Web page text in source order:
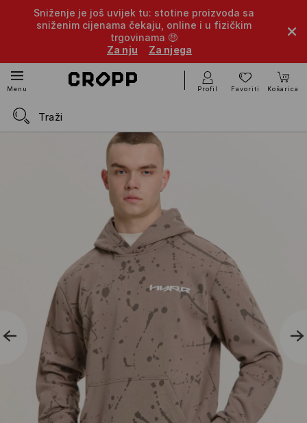
Sniženje je još uvijek tu: stotine proizvoda sa
sniženim cijenama čekaju, online i u fizičkim
trgovinama 🤑
Za nju
Za njega
Menu Profil Favoriti Košarica